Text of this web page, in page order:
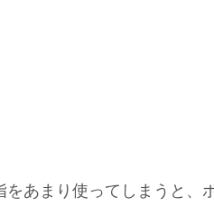
あまり使ってしまうと、